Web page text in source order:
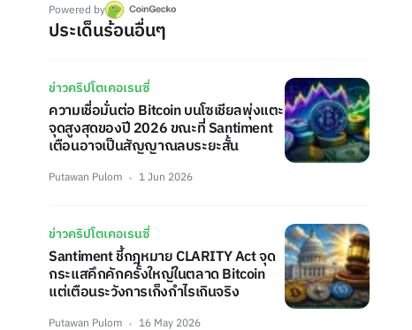
Powered by
ประเด็นร้อนอื่นๆ
ข่าวคริปโตเคอเรนซี่
ความเชื่อมั่นต่อ Bitcoin บนโซเชียลพุ่งแตะ
จุดสูงสุดของปี 2026 ขณะที่ Santiment
เตือนอาจเป็นสัญญาณลบระยะสั้น
Putawan Pulom 1 Jun 2026
ข่าวคริปโตเคอเรนซี่
Santiment ชี้กฎหมาย CLARITY Act จุด
กระแสคึกคักครั้งใหญ่ในตลาด Bitcoin
แต่เตือนระวังการเก็งกำไรเกินจริง
Putawan Pulom 16 May 2026